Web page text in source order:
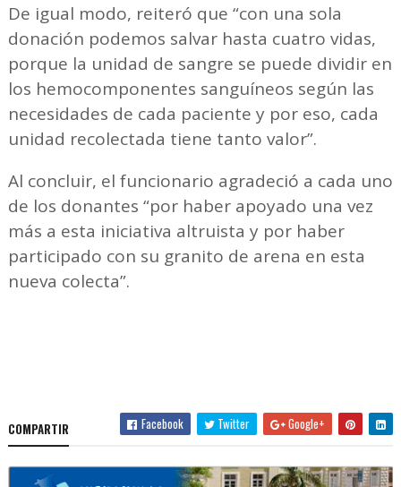
De igual modo, reiteró que “con una sola
donación podemos salvar hasta cuatro vidas,
porque la unidad de sangre se puede dividir en
los hemocomponentes sanguíneos según las
necesidades de cada paciente y por eso, cada
unidad recolectada tiene tanto valor”.
Al concluir, el funcionario agradeció a cada uno
de los donantes “por haber apoyado una vez
más a esta iniciativa altruista y por haber
participado con su granito de arena en esta
nueva colecta”.
COMPARTIR Facebook Twitter Google+